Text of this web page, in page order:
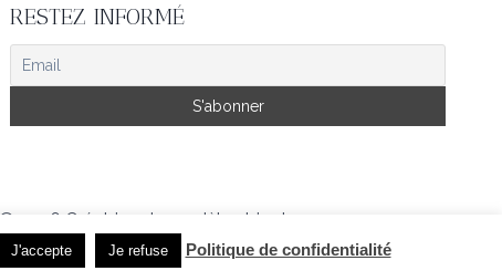
RESTEZ INFORMÉ
© 2026 Créatrice de modèles tricot
J'accepte Je refuse Politique de confidentialité